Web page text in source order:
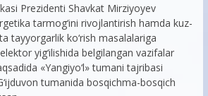
Prezidenti Shavkat Mirziyoyev
tarmog‘ini rivojlantirish hamda kuz-
tayyorgarlik ko‘rish masalalariga
yig‘ilishida belgilangan vazifalar
«Yangiyo‘l» tumani tajribasi
tumanida bosqichma-bosqich